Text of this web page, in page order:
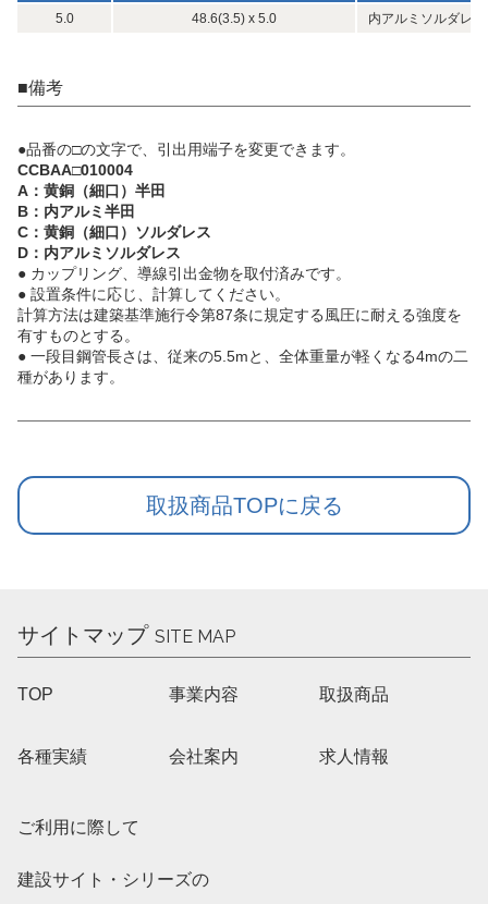
5.0
48.6(3.5) x 5.0 内アルミソルダレス
■備考
●品番の□の文字で、引出用端子を変更できます。
CCBAA□010004
A：黄銅（細口）半田
B：内アルミ半田
C：黄銅（細口）ソルダレス
D：内アルミソルダレス
● カップリング、導線引出金物を取付済みです。
● 設置条件に応じ、計算してください。
計算方法は建築基準施行令第87条に規定する風圧に耐える強度を
有すものとする。
● 一段目鋼管長さは、従来の5.5mと、全体重量が軽くなる4mの二
種があります。
取扱商品TOPに戻る
サイトマップ SITE MAP
TOP 事業内容 取扱商品
各種実績 会社案内 求人情報
ご利用に際して
建設サイト・シリーズの